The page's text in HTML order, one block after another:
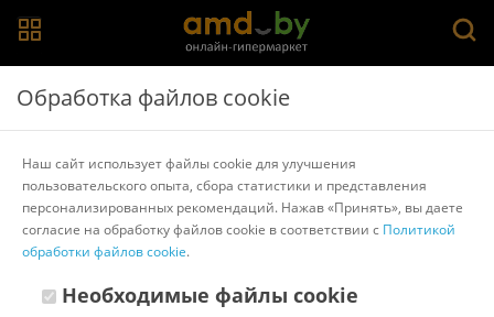
Главная > Каталог товаров
Банкетки, тумбы и полки для
обуви > Аквилон
Тумба для обуви Аквилон ШО-83Б (белое сияние/
цемент светлый)
Другие товары Аквилон
Обработка файлов cookie
Наш сайт использует файлы cookie для улучшения
пользовательского опыта, сбора статистики и представления
персонализированных рекомендаций. Нажав «Принять», вы даете
согласие на обработку файлов cookie в соответствии с Политикой
обработки файлов cookie.
Необходимые файлы cookie